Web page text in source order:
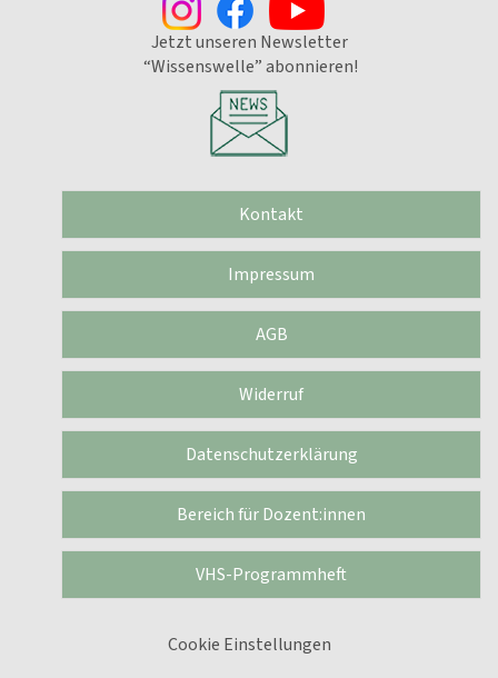
Jetzt unseren Newsletter
“Wissenswelle” abonnieren!
Kontakt
Impressum
AGB
Widerruf
Datenschutzerklärung
Bereich für Dozent:innen
VHS-Programmheft
Cookie Einstellungen